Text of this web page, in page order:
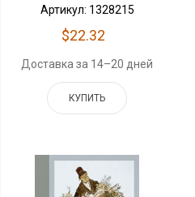
Артикул: 1328215
$22.32
Доставка за 14–20 дней
КУПИТЬ